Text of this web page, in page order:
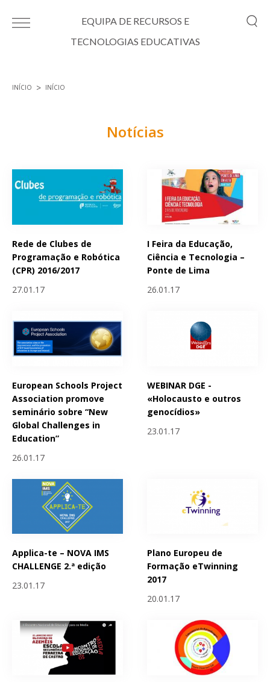
EQUIPA DE RECURSOS E
TECNOLOGIAS EDUCATIVAS
INÍCIO INÍCIO
Notícias
Rede de Clubes de
Programação e Robótica
(CPR) 2016/2017
27.01.17
I Feira da Educação,
Ciência e Tecnologia –
Ponte de Lima
26.01.17
European Schools Project
Association promove
seminário sobre “New
Global Challenges in
Education”
26.01.17
WEBINAR DGE -
«Holocausto e outros
genocídios»
23.01.17
Applica-te – NOVA IMS
CHALLENGE 2.ª edição
23.01.17
Plano Europeu de
Formação eTwinning
2017
20.01.17
Páginas